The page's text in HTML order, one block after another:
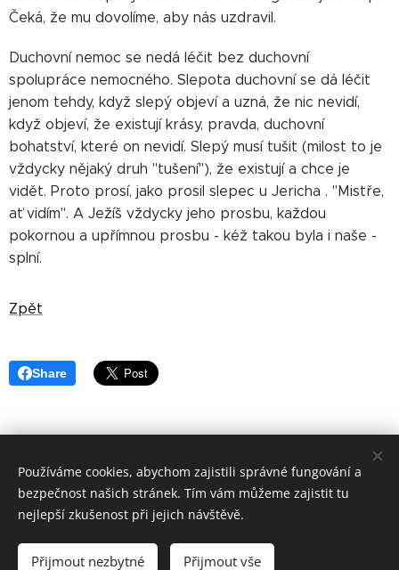
Čeká, že mu dovolíme, aby nás uzdravil.
Duchovní nemoc se nedá léčit bez duchovní
spolupráce nemocného. Slepota duchovní se dá léčit
jenom tehdy, když slepý objeví a uzná, že nic nevidí,
když objeví, že existují krásy, pravda, duchovní
bohatství, které on nevidí. Slepý musí tušit (milost to je
vždycky nějaký druh "tušení"), že existují a chce je
vidět. Proto prosí, jako prosil slepec u Jericha . "Mistře,
ať vidím". A Ježíš vždycky jeho prosbu, každou
pokornou a upřímnou prosbu - kéž takou byla i naše -
splní.
Zpět
Share
Apoštolský exarchát řeckokatolické
církve v ČR 2019
Cookies
Používáme cookies, abychom zajistili správné fungování a
bezpečnost našich stránek. Tím vám můžeme zajistit tu
nejlepší zkušenost při jejich návštěvě.
Přijmout nezbytné Přijmout vše